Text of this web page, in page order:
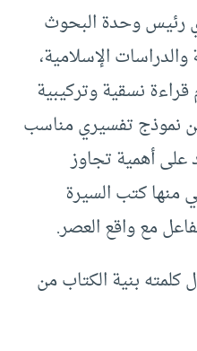
رئيس وحدة البحوث
الإسلامية،
نسقية وتركيبية
نموذج تفسيري مناسب
على أهمية تجاوز
منها كتب السيرة
مع واقع العصر.
كلمته بنية الكتاب من